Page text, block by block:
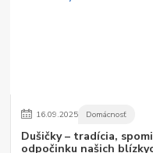
16.09.2025 Domácnosť
Dušičky – tradícia,
odpočinku našich